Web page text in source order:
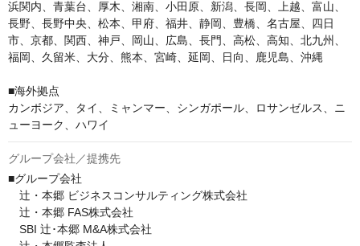
浜関内、青葉台、厚木、湘南、小田原、新潟、長岡、上越、富山、
長野、長野中央、松本、甲府、福井、静岡、豊橋、名古屋、四日
市、京都、関西、神戸、岡山、広島、長門、高松、高知、北九州、
福岡、久留米、大分、熊本、宮崎、延岡、日向、鹿児島、沖縄
■海外拠点
カンボジア、タイ、ミャンマー、シンガポール、ロサンゼルス、ニ
ューヨーク、ハワイ
グループ会社／提携先
■グループ会社
辻・本郷 ビジネスコンサルティング株式会社
辻・本郷 FAS株式会社
SBI 辻･本郷 M&A株式会社